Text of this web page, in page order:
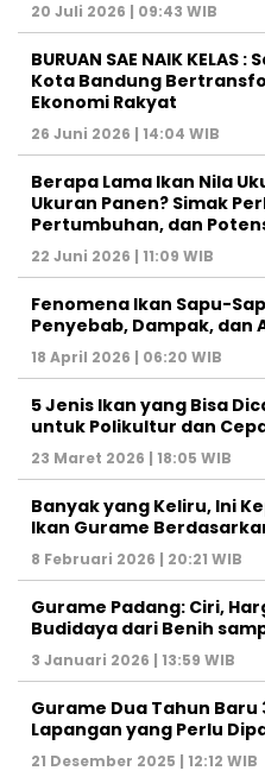
20 Juli 2026 | 09:43 WIB
BURUAN SAE NAIK
Kota Bandung
Ekonomi Rakyat
26 Juni 2026 | 14:04 WIB
Berapa Lama Ikan Nila
Ukuran Panen? Simak
Pertumbuhan, dan
22 Juni 2026 | 11:09 WIB
Fenomena Ikan Sapu-
Penyebab, Dampak, dan
18 April 2026 | 06:20 WIB
5 Jenis Ikan yang Bisa
untuk Polikultur dan
23 Maret 2026 | 18:05 WIB
Banyak yang Keliru, Ini
Ikan Gurame
8 Februari 2026 | 20:21 WIB
Gurame Padang: Ciri,
Budidaya dari Benih
3 Januari 2026 | 13:59 WIB
Gurame Dua Tahun Baru
Lapangan yang Perlu
21 Desember 2025 | 12:12 WIB